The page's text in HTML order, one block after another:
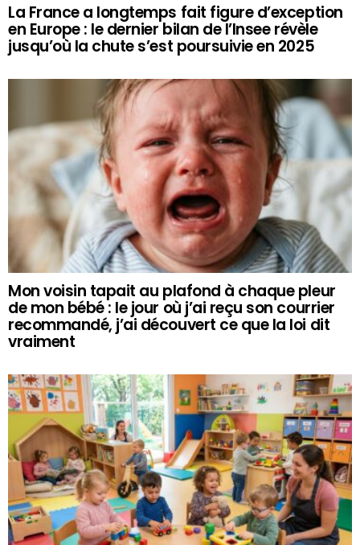
La France a longtemps fait figure d’exception
en Europe : le dernier bilan de l’Insee révèle
jusqu’où la chute s’est poursuivie en 2025
Mon voisin tapait au plafond à chaque pleur
de mon bébé : le jour où j’ai reçu son courrier
recommandé, j’ai découvert ce que la loi dit
vraiment